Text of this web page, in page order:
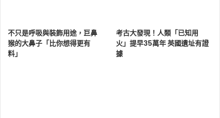
不只是呼吸與裝飾用途，巨鼻
猴的大鼻子「比你想得更有
料」
考古大發現！人類「已知用
火」提早35萬年 英國遺址有證
據